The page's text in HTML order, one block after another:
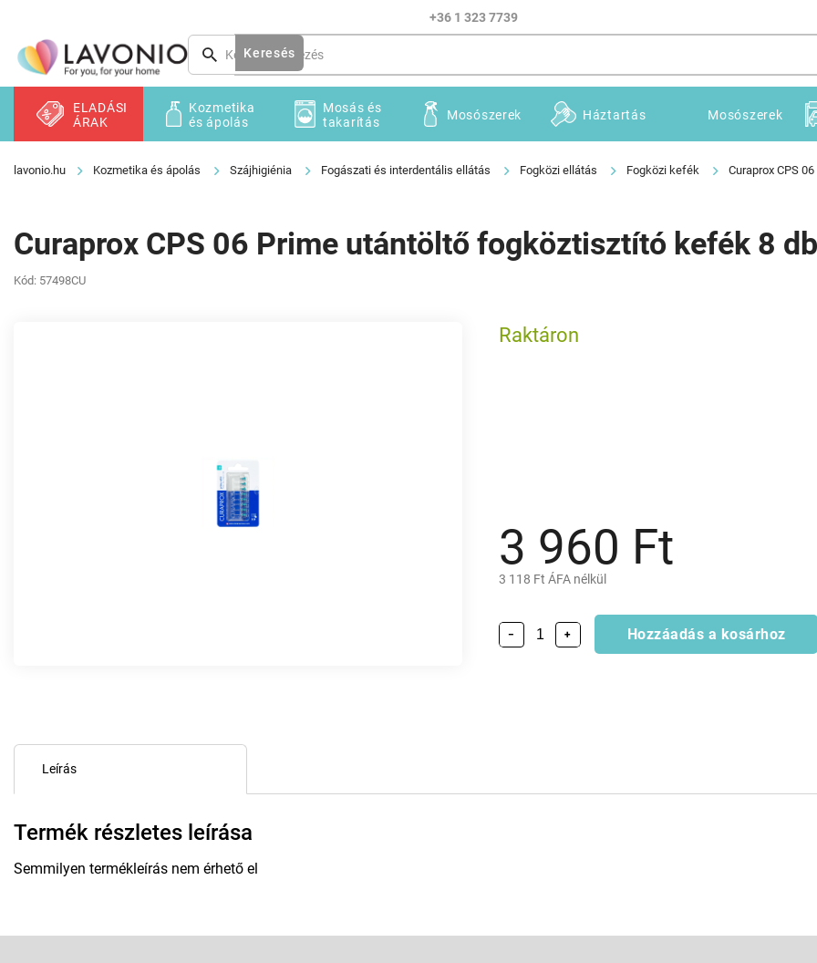
tartalomhoz
+36 1 323 7739
Keresés
ELADÁSI
ÁRAK
Kozmetika
és ápolás
Mosás és
takarítás
Mosószerek Háztartás Mosószerek
Kozmetika és ápolás Szájhigiénia Fogászati és interdentális ellátás Fogközi ellátás Fogközi kefék Curaprox CPS
Curaprox CPS 06 Prime utántöltő fogköztisztító kefék 8 db
Kód: 57498CU
3 960 Ft
3 118 Ft ÁFA nélkül
Raktáron
+
− Hozzáadás a kosárhoz
Leírás
Termék részletes leírása
Semmilyen termékleírás nem érhető el